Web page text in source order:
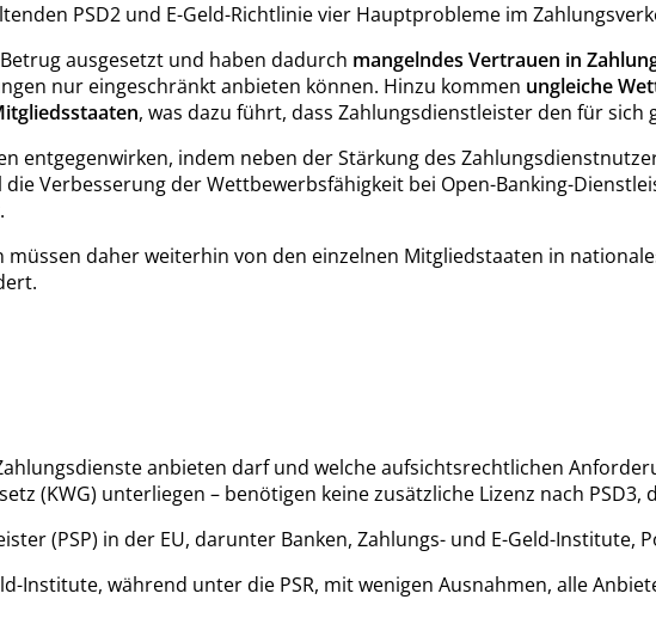
PSD2 und E-Geld-Richtlinie vier Hauptprobleme im
ausgesetzt und haben dadurch mangelndes Vertrauen in
nur eingeschränkt anbieten können. Hinzu kommen ungleiche
, was dazu führt, dass Zahlungsdienstleister den für
entgegenwirken, indem neben der Stärkung des
Verbesserung der Wettbewerbsfähigkeit bei Open-Banking-
daher weiterhin von den einzelnen Mitgliedstaaten in
anbieten darf und welche aufsichtsrechtlichen
(KWG) unterliegen – benötigen keine zusätzliche Lizenz nach
(PSP) in der EU, darunter Banken, Zahlungs- und E-Geld-
während unter die PSR, mit wenigen Ausnahmen, alle